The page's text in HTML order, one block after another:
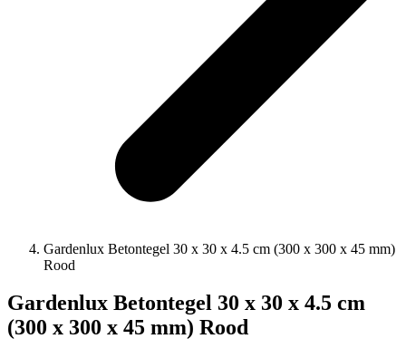
Gardenlux Betontegel 30 x 30 x 4.5 cm (300 x 300 x 45 mm)
Rood
Gardenlux Betontegel 30 x 30 x 4.5 cm
(300 x 300 x 45 mm) Rood